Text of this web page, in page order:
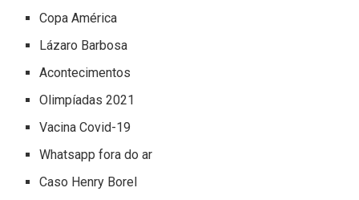
Copa América
Lázaro Barbosa
Acontecimentos
Olimpíadas 2021
Vacina Covid-19
Whatsapp fora do ar
Caso Henry Borel